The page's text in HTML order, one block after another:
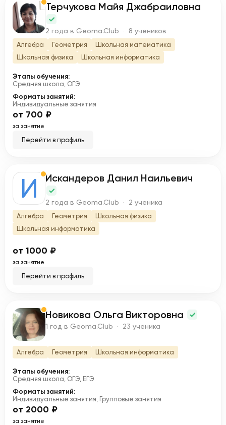
Т Терчукова Майя Джабраиловна
2 года в Geoma.Club · 8 учеников
Алгебра Геометрия
Школьная математика
Школьная физика
Школьная информатика
Этапы обучения:
Средняя школа, ОГЭ
Форматы занятий:
Индивидуальные занятия
от 700 ₽
за занятие
Перейти в профиль
И Искандеров Данил Наильевич
2 года в Geoma.Club · 2 ученика
Алгебра Геометрия
Школьная физика
Школьная информатика
от 1000 ₽
за занятие
Перейти в профиль
Н Новикова Ольга Викторовна
1 год в Geoma.Club · 23 ученика
Алгебра Геометрия Школьная информатика
Этапы обучения:
Средняя школа, ОГЭ, ЕГЭ
Форматы занятий:
Индивидуальные занятия, Групповые занятия
от 2000 ₽
за занятие